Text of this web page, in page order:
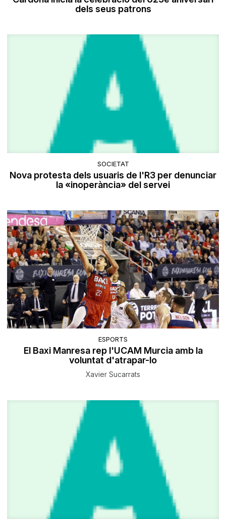
dels seus patrons
SOCIETAT
Nova protesta dels usuaris de l'R3 per denunciar
la «inoperància» del servei
ESPORTS
El Baxi Manresa rep l'UCAM Murcia amb la
voluntat d'atrapar-lo
Xavier Sucarrats